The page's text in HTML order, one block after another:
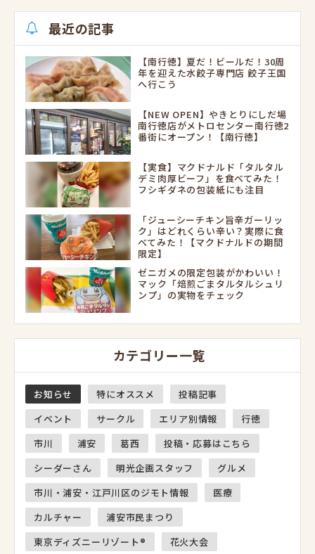
最近の記事
【南行徳】夏だ！ビールだ！30周
年を迎えた水餃子専門店 餃子王国
へ行こう
【NEW OPEN】やきとりにしだ場
南行徳店がメトロセンター南行徳2
番街にオープン！【南行徳】
【実食】マクドナルド「タルタル
デミ肉厚ビーフ」を食べてみた！
フシギダネの包装紙にも注目
「ジューシーチキン旨辛ガーリッ
ク」はどれくらい辛い？実際に食
べてみた！【マクドナルドの期間
限定】
ゼニガメの限定包装がかわいい！
マック「焙煎ごまタルタルシュリ
ンプ」の実物をチェック
カテゴリー一覧
お知らせ 特にオススメ
投稿記事
イベント
サークル エリア別情報
行徳
市川
浦安 葛西
投稿・応募はこちら
シーダーさん
明光企画スタッフ
グルメ
市川・浦安・江戸川区のジモト情報
医療
カルチャー
浦安市民まつり
東京ディズニーリゾート®
花火大会